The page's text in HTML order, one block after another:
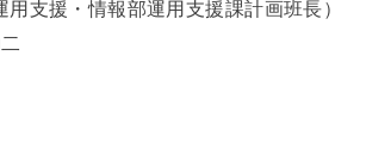
用支援・情報部運用支援課計画班長）